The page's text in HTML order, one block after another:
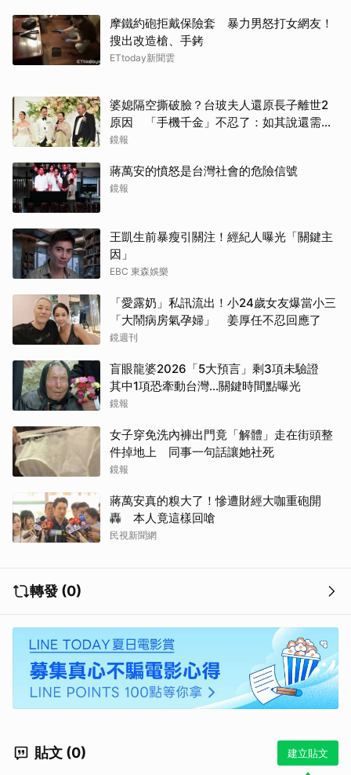
摩鐵約砲拒戴保險套 暴力男怒打女網友！
搜出改造槍、手銬
ETtoday新聞雲
婆媳隔空撕破臉？台玻夫人還原長子離世2
原因 「手機千金」不忍了：如其說還需要
離開嗎？
鏡報
蔣萬安的憤怒是台灣社會的危險信號
鏡報
王凱生前暴瘦引關注！經紀人曝光「關鍵主
因」
EBC 東森娛樂
「愛露奶」私訊流出！小24歲女友爆當小三
「大鬧病房氣孕婦」 姜厚任不忍回應了
鏡週刊
盲眼龍婆2026「5大預言」剩3項未驗證
其中1項恐牽動台灣...關鍵時間點曝光
鏡報
女子穿免洗內褲出門竟「解體」走在街頭整
件掉地上 同事一句話讓她社死
鏡報
蔣萬安真的糗大了！慘遭財經大咖重砲開
轟 本人竟這樣回嗆
民視新聞網
轉發 (0)
貼文 (0) 建立貼文